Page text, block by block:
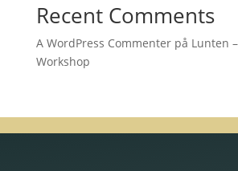
Recent Comments
A WordPress Commenterpå Lunten
Workshop